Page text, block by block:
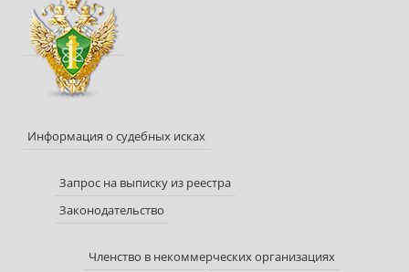
Информация о судебных исках
Запрос на выписку из реестра
Законодательство
Членство в некоммерческих организациях